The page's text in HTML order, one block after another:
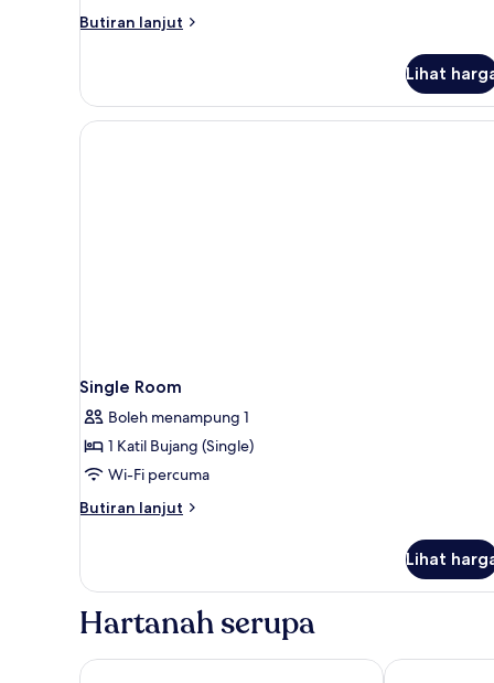
Butiran lanjut
Butiran
Double
Room
Lihat
Single Room
Boleh menampung 1
1 Katil Bujang (Single)
Wi-Fi percuma
Butiran lanjut
Butiran
Room
Lihat
Hartanah serupa
Hotel Lumière an der Messe by ANS The Cloud